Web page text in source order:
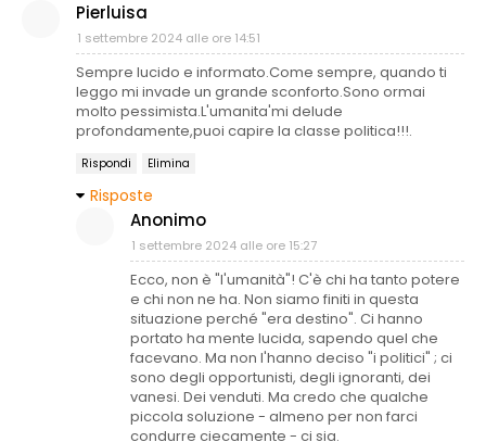
Pierluisa
1 settembre 2024 alle ore 14:51
Sempre lucido e informato.Come sempre, quando ti
leggo mi invade un grande sconforto.Sono ormai
molto pessimista.L'umanita'mi delude
profondamente,puoi capire la classe politica!!!.
Rispondi Elimina
Risposte
Anonimo
1 settembre 2024 alle ore 15:27
Ecco, non è "l'umanità"! C'è chi ha tanto potere
e chi non ne ha. Non siamo finiti in questa
situazione perché "era destino". Ci hanno
portato ha mente lucida, sapendo quel che
facevano. Ma non l'hanno deciso "i politici" ; ci
sono degli opportunisti, degli ignoranti, dei
vanesi. Dei venduti. Ma credo che qualche
piccola soluzione - almeno per non farci
condurre ciecamente - ci sia.